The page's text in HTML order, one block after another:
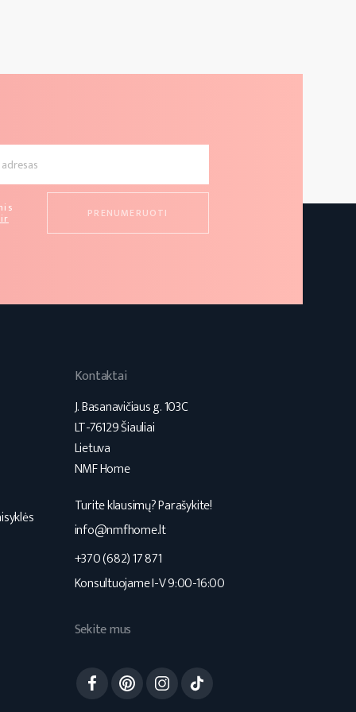
Kontaktai
J. Basanavičiaus g. 103C
LT-76129 Šiauliai
Lietuva
NMF Home
Turite klausimų? Parašykite!
info@nmfhome.lt
+370 (682) 17 871
Konsultuojame I-V 9:00-16:00
Sekite mus
FacebookPinterestInstagram